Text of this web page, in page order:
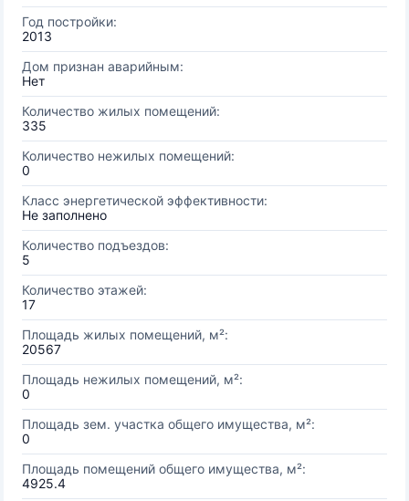
Год постройки:
2013
Дом признан аварийным:
Нет
Количество жилых помещений:
335
Количество нежилых помещений:
0
Класс энергетической эффективности:
Не заполнено
Количество подъездов:
5
Количество этажей:
17
Площадь жилых помещений, м²:
20567
Площадь нежилых помещений, м²:
0
Площадь зем. участка общего имущества, м²:
0
Площадь помещений общего имущества, м²:
4925.4